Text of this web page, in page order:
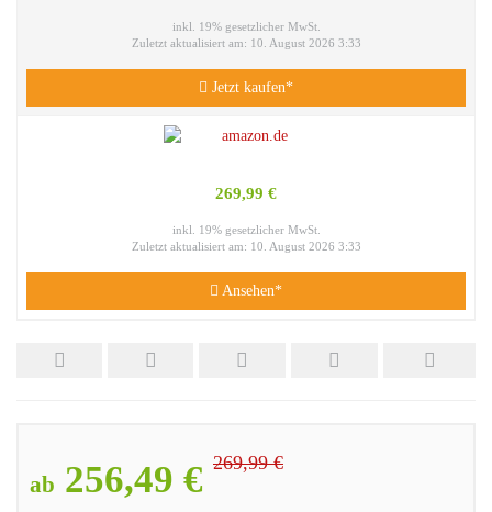
inkl. 19% gesetzlicher MwSt.
Zuletzt aktualisiert am: 10. August 2026 3:33
Jetzt kaufen*
269,99 €
inkl. 19% gesetzlicher MwSt.
Zuletzt aktualisiert am: 10. August 2026 3:33
Ansehen*
ab 256,49 € 269,99 €